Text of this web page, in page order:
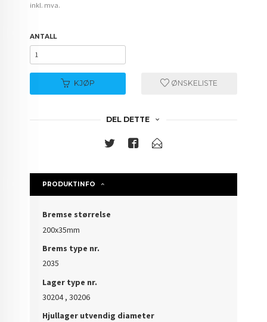
inkl. mva.
ANTALL
KJØP ØNSKELISTE
DEL DETTE
PRODUKTINFO
Bremse størrelse
200x35mm
Brems type nr.
2035
Lager type nr.
30204 , 30206
Hjullager utvendig diameter